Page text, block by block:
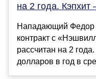
на 2 года.
Нападающий Федор
контракт с
рассчитан на 2
долларов в год в